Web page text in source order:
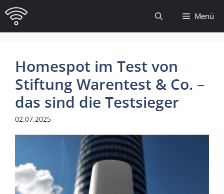
Zum
Inhalt
springen
Menü
Homespot im Test von
Stiftung Warentest & Co. –
das sind die Testsieger
02.07.2025